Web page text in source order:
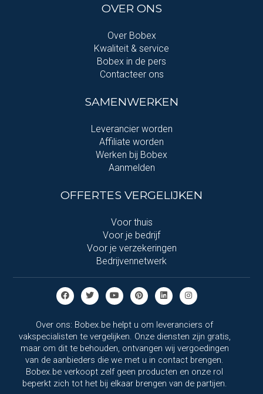
OVER ONS
Over Bobex
Kwaliteit & service
Bobex in de pers
Contacteer ons
SAMENWERKEN
Leverancier worden
Affiliate worden
Werken bij Bobex
Aanmelden
OFFERTES VERGELIJKEN
Voor thuis
Voor je bedrijf
Voor je verzekeringen
Bedrijvennetwerk
Over ons: Bobex.be helpt u om leveranciers of
vakspecialisten te vergelijken. Onze diensten zijn gratis,
maar om dit te behouden, ontvangen wij vergoedingen
van de aanbieders die we met u in contact brengen.
Bobex.be verkoopt zelf geen producten en onze rol
beperkt zich tot het bij elkaar brengen van de partijen.